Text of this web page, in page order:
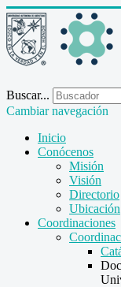
Buscar...
Cambiar navegación
Inicio
Conócenos
Misión
Visión
Directorio
Ubicación
Coordinaciones